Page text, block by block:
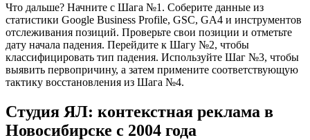
Что дальше? Начните с Шага №1. Соберите данные из
статистики Google Business Profile, GSC, GA4 и инструментов
отслеживания позиций. Проверьте свои позиции и отметьте
дату начала падения. Перейдите к Шагу №2, чтобы
классифицировать тип падения. Используйте Шаг №3, чтобы
выявить первопричину, а затем примените соответствующую
тактику восстановления из Шага №4.
Студия ЯЛ: контекстная реклама в
Новосибирске с 2004 года